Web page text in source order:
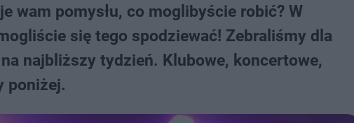
wam pomysłu, co moglibyście robić? W
się tego spodziewać! Zebraliśmy dla
najbliższy tydzień. Klubowe, koncertowe,
poniżej.